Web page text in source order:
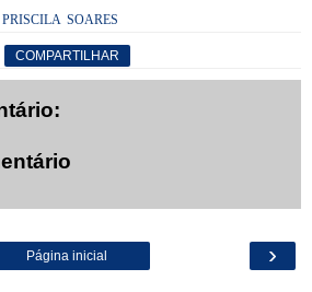
PRISCILA SOARES
COMPARTILHAR
›
Página inicial